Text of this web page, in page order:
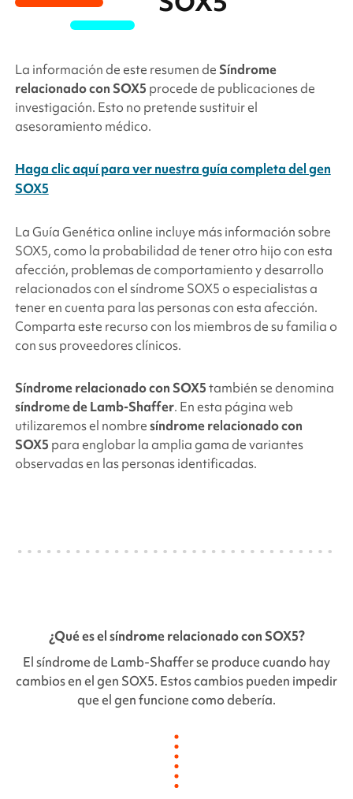
La información de este resumen de Síndrome
relacionado con SOX5 procede de publicaciones de
investigación. Esto no pretende sustituir el
asesoramiento médico.
Haga clic aquí para ver nuestra guía completa del gen
SOX5
La Guía Genética online incluye más información sobre
SOX5, como la probabilidad de tener otro hijo con esta
afección, problemas de comportamiento y desarrollo
relacionados con el síndrome SOX5 o especialistas a
tener en cuenta para las personas con esta afección.
Comparta este recurso con los miembros de su familia o
con sus proveedores clínicos.
Síndrome relacionado con SOX5también se denomina
síndrome de Lamb-Shaffer. En esta página web
utilizaremos el nombresíndrome relacionado con
SOX5 para englobar la amplia gama de variantes
observadas en las personas identificadas.
¿Qué es el síndromerelacionado con SOX5?
El síndrome de Lamb-Shaffer se produce cuando hay
cambios en el gen SOX5. Estos cambios pueden impedir
que el gen funcione como debería.